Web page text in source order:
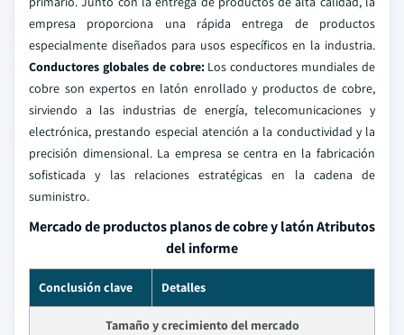
empresa proporciona una rápida entrega de productos
especialmente diseñados para usos específicos en la industria.
Conductores globales de cobre: Los conductores mundiales de
cobre son expertos en latón enrollado y productos de cobre,
sirviendo a las industrias de energía, telecomunicaciones y
electrónica, prestando especial atención a la conductividad y la
precisión dimensional. La empresa se centra en la fabricación
sofisticada y las relaciones estratégicas en la cadena de
suministro.
Mercado de productos planos de cobre y latón Atributos
del informe
Conclusión clave Detalles
Tamaño y crecimiento del mercado